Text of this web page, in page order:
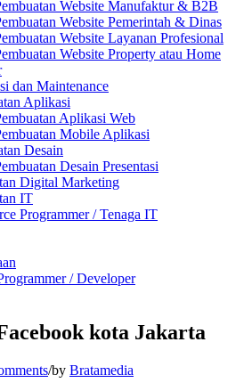
Website Manufaktur & B2B
Website Pemerintah & Dinas
Website Layanan Profesional
Website Property atau Home
dan Maintenance
Aplikasi
Aplikasi Web
Mobile Aplikasi
Desain
Desain Presentasi
Digital Marketing
IT
Programmer / Tenaga IT
/ Developer
kota Jakarta
/by Bratamedia